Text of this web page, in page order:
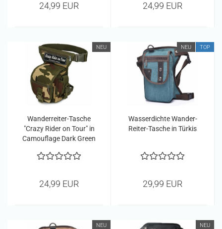
24,99 EUR 24,99 EUR
NEU
Wanderreiter-Tasche
"Crazy Rider on Tour" in
Camouflage Dark Green
24,99 EUR
NEU TOP
Wasserdichte Wander-
Reiter-Tasche in Türkis
29,99 EUR
NEU NEU